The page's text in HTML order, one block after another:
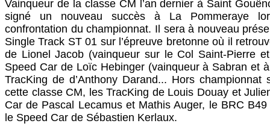
Vainqueur de la classe CM l’an dernier à Saint
signé un nouveau succès à La Pommeraye
confrontation du championnat. Il sera à nouveau
Single Track ST 01 sur l’épreuve bretonne où il
de Lionel Jacob (vainqueur sur le Col Saint-Pierre
Speed Car de Loïc Hebinger (vainqueur à Sabran et
TracKing de d’Anthony Darand... Hors championnat
cette classe CM, les TracKing de Louis Douay et
Car de Pascal Lecamus et Mathis Auger, le BRC
le Speed Car de Sébastien Kerlaux.